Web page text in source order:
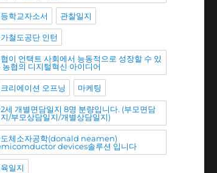
학교자소서 관찰일지
철도공단 인턴
이 언택트 사회에서 능동적으로 성장할 수 있
농협의 디지털혁신 아이디어
리에이션 오프닝 마케팅
세 개별면담일지 8명 분량입니다. (부모면담
/부모상담일지/개별상담일지)
도체소자공학(donald neamen)
devices솔루션 입니다
일지